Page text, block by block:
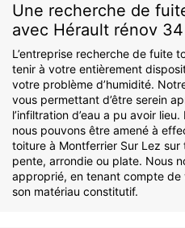
Une recherche de
avec Hérault rénov 34
L’entreprise recherche de fuite
tenir à votre entièrement
votre problème d’humidité.
vous permettant d’être serein
l’infiltration d’eau a pu avoir
nous pouvons être amené à
toiture à Montferrier Sur Lez
pente, arrondie ou plate. Nous
approprié, en tenant compte
son matériau constitutif.